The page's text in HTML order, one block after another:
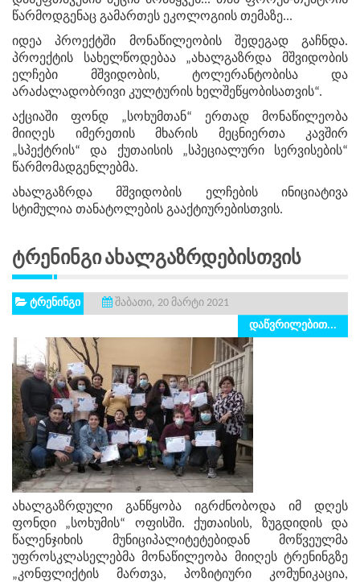
წარმოდგენაც გამართეს ეკოლოგიის თემაზე...
იდეა პროექტში მონაწილეობის შედეგად გაჩნდა.
პროექტის სახელწოდებაა „ახალგაზრდა მშვიდობის
ელჩები მშვიდობის, ტოლერანტობისა და
არაძალადობრივი კულტურის ხელშეწყობისათვის“.
აქციაში ფონდ „სოხუმთან“ ერთად მონაწილეობა
მიიღეს იმერეთის მხარის მეცნიერთა კავშირ
„სპექტრის“ და ქუთაისის „სპეციალური სერვისების“
წარმომადგენლებმა.
ახალგაზრდა მშვიდობის ელჩების ინიციატივა
სტიმულია თანატოლების გააქტიურებისთვის.
Ტრენინგი Ახალგაზრდებისთვის
ტრენინგი
შაბათი, 20 მარტი 2021
დაწვრილებით...
ახალგაზრდული განწყობა იგრძნობოდა იმ დღეს
ფონდი „სოხუმის“ ოფისში. ქუთაისის, ზუგდიდის და
წალენჯიხის მუნიციპალიტეტებიდან მოწვეულმა
უფროსკლასელებმა მონაწილეობა მიიღეს ტრენინგზე
„კონფლიქტის მართვა, პოზიტიური კომუნიკაცია,